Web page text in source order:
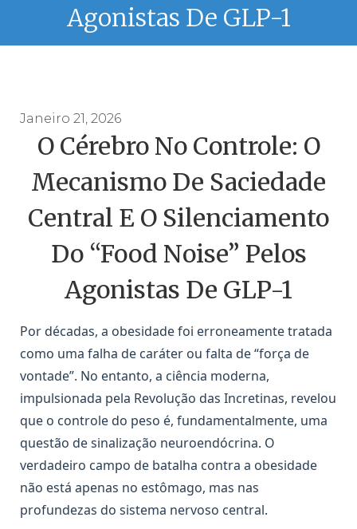
Agonistas De GLP-1
Janeiro 21, 2026
O Cérebro No Controle: O
Mecanismo De Saciedade
Central E O Silenciamento
Do “Food Noise” Pelos
Agonistas De GLP-1
Por décadas, a obesidade foi erroneamente tratada
como uma falha de caráter ou falta de “força de
vontade”. No entanto, a ciência moderna,
impulsionada pela Revolução das Incretinas, revelou
que o controle do peso é, fundamentalmente, uma
questão de sinalização neuroendócrina. O
verdadeiro campo de batalha contra a obesidade
não está apenas no estômago, mas nas
profundezas do sistema nervoso central.